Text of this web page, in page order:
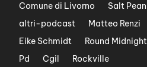
Comune di Livorno
Salt
altri-podcast
Matteo Renzi
Eike Schmidt
Round Midnight
Pd
Cgil Rockville